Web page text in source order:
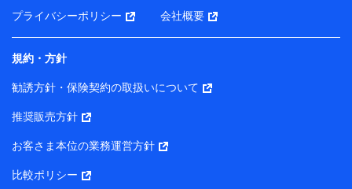
サービス・商品等に関するご提案や広告の配信等を行う
ことがあります。）
各種セミナーの開催のため
コンサルティングサービスの実施のため
アンケートやキャンペーン等の実施のため
上記に係る案内・手続き・管理等付帯業務を行うため
所・代表者名】
り）
プライバシーポリシー 会社概要
規約・方針
勧誘方針・保険契約の取扱いについて
推奨販売方針
お客さま本位の業務運営方針
比較ポリシー